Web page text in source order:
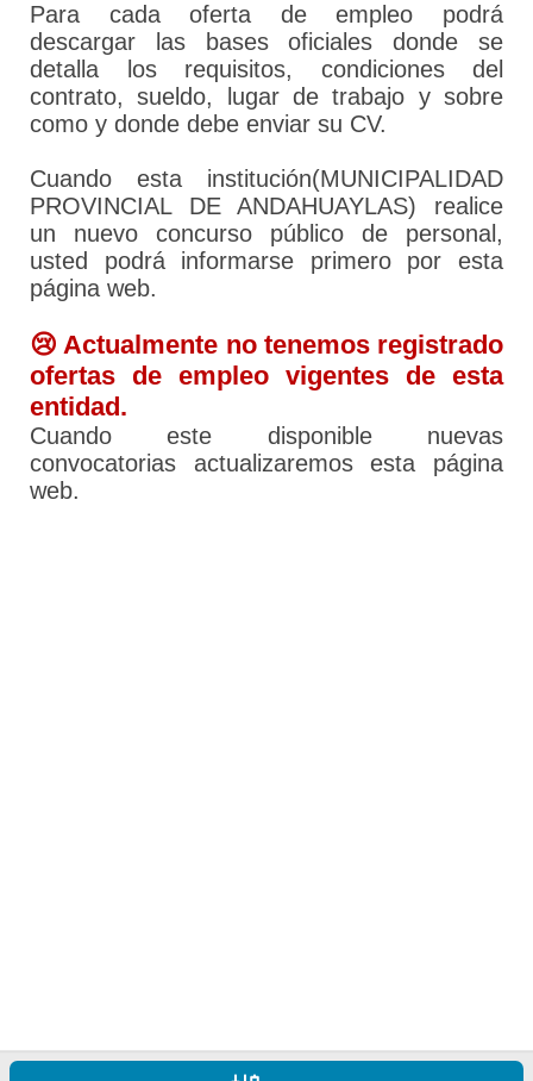
Para cada oferta de empleo podrá
descargar las bases oficiales donde se
detalla los requisitos, condiciones del
contrato, sueldo, lugar de trabajo y sobre
como y donde debe enviar su CV.
Cuando esta institución(MUNICIPALIDAD
PROVINCIAL DE ANDAHUAYLAS) realice
un nuevo concurso público de personal,
usted podrá informarse primero por esta
página web.
😢 Actualmente no tenemos registrado
ofertas de empleo vigentes de esta
entidad.
Cuando este disponible nuevas
convocatorias actualizaremos esta página
web.